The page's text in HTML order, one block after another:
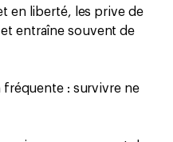
en liberté, les prive de
entraîne souvent de
: survivre ne